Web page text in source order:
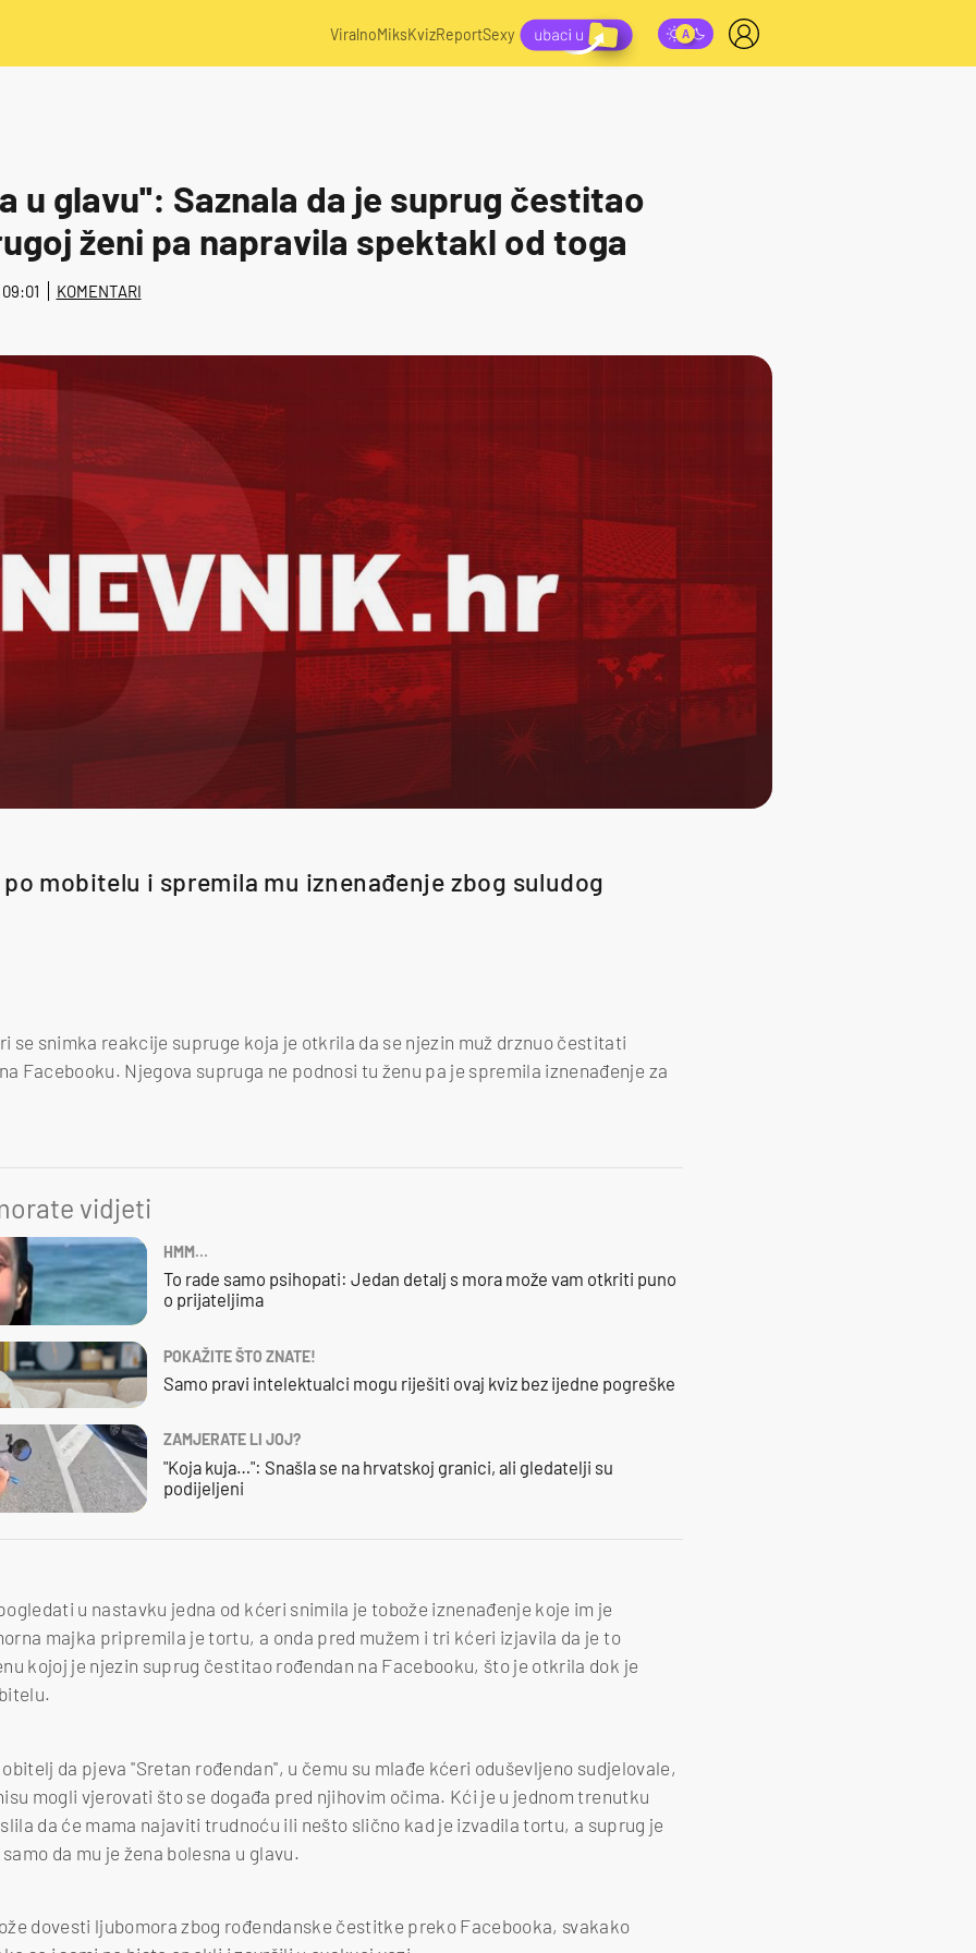
ViralnoMiksKvizReportSexy
u glavu'': Saznala da je suprug čestitao
ženi pa napravila spektakl od toga
KOMENTARI
mobitelu i spremila mu iznenađenje zbog suludog
se snimka reakcije supruge koja je otkrila da se njezin muž drznuo čestitati
Facebooku. Njegova supruga ne podnosi tu ženu pa je spremila iznenađenje za
vidjeti
HMM…
To rade samo psihopati: Jedan detalj s mora može vam otkriti puno
o prijateljima
POKAŽITE ŠTO ZNATE!
Samo pravi intelektualci mogu riješiti ovaj kviz bez ijedne pogreške
ZAMJERATE LI JOJ?
"Koja kuja…": Snašla se na hrvatskoj granici, ali gledatelji su
podijeljeni
u nastavku jedna od kćeri snimila je tobože iznenađenje koje im je
majka pripremila je tortu, a onda pred mužem i tri kćeri izjavila da je to
kojoj je njezin suprug čestitao rođendan na Facebooku, što je otkrila dok je
da pjeva ''Sretan rođendan'', u čemu su mlađe kćeri oduševljeno sudjelovale,
mogli vjerovati što se događa pred njihovim očima. Kći je u jednom trenutku
da će mama najaviti trudnoću ili nešto slično kad je izvadila tortu, a suprug je
da mu je žena bolesna u glavu.
dovesti ljubomora zbog rođendanske čestitke preko Facebooka, svakako